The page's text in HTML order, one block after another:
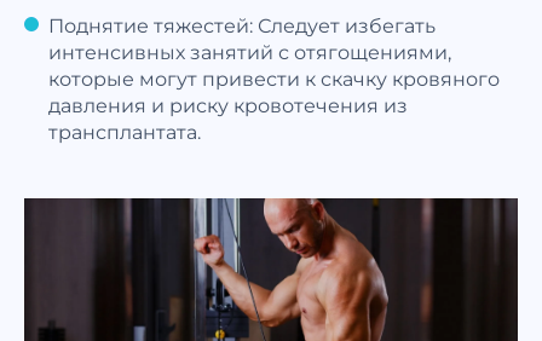
Поднятие тяжестей: Следует избегать
интенсивных занятий с отягощениями,
которые могут привести к скачку кровяного
давления и риску кровотечения из
трансплантата.